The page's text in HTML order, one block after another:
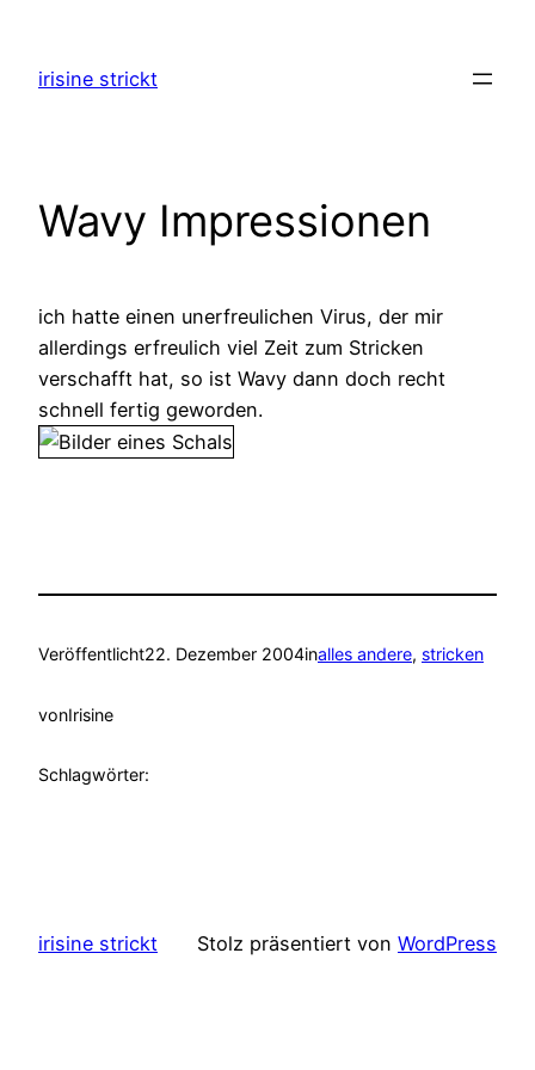
springen
irisine strickt
Wavy Impressionen
ich hatte einen unerfreulichen Virus, der mir
allerdings erfreulich viel Zeit zum Stricken
verschafft hat, so ist Wavy dann doch recht
schnell fertig geworden.
Veröffentlicht22. Dezember 2004inalles andere, stricken
vonIrisine
Schlagwörter:
irisine strickt Stolz präsentiert von WordPress